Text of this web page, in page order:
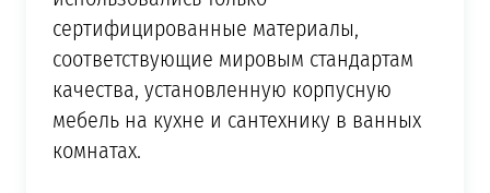
сертифицированные материалы,
соответствующие мировым стандартам
качества, установленную корпусную
мебель на кухне и сантехнику в ванных
комнатах.